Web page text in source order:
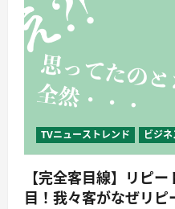
TVニューストレンド ビジネ
【完全客目線】リピ
目！我々客がなぜリ